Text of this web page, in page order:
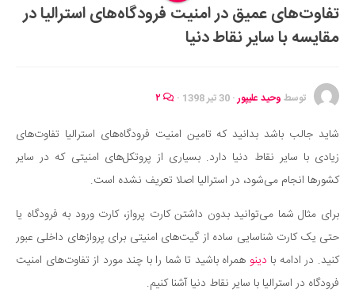
ایران گردی
جهان گردی
موفقیت و مهارت‌های فردی
تغذیه سالم
بهداشت
کودک و مادر
ورزش و تندرستی
روانشناسی
تفاوت‌های عمیق در امنیت فرودگاه‌های استرالیا در
مقایسه با سایر نقاط دنیا
توسط وحید علیپور· 30 تیر 1398 ·
شاید جالب باشد بدانید که تامین امنیت فرودگاه‌های استرالیا تفاوت‌های
زیادی با سایر نقاط دنیا دارد. بسیاری از پروتکل‌های امنیتی که در سایر
کشورها انجام می‌شود، در استرالیا اصلا تعریف نشده است.
برای مثال شما می‌توانید بدون داشتن کارت پرواز، کارت ورود به فرودگاه یا
حتی یک کارت شناسایی ساده از گیت‌های امنیتی برای پروازهای داخلی عبور
کنید. در ادامه با دینو همراه باشید تا شما را با چند مورد از تفاوت‌های امنیت
فرودگاه در استرالیا با سایر نقاط دنیا آشنا کنیم.